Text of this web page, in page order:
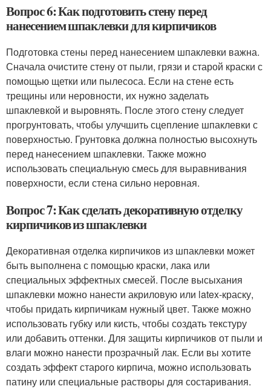
Вопрос 6: Как подготовить стену перед
нанесением шпаклевки для кирпичиков
Подготовка стены перед нанесением шпаклевки важна.
Сначала очистите стену от пыли, грязи и старой краски с
помощью щетки или пылесоса. Если на стене есть
трещины или неровности, их нужно заделать
шпаклевкой и выровнять. После этого стену следует
прогрунтовать, чтобы улучшить сцепление шпаклевки с
поверхностью. Грунтовка должна полностью высохнуть
перед нанесением шпаклевки. Также можно
использовать специальную смесь для выравнивания
поверхности, если стена сильно неровная.
Вопрос 7: Как сделать декоративную отделку
кирпичиков из шпаклевки
Декоративная отделка кирпичиков из шпаклевки может
быть выполнена с помощью краски, лака или
специальных эффектных смесей. После высыхания
шпаклевки можно нанести акриловую или latex-краску,
чтобы придать кирпичикам нужный цвет. Также можно
использовать губку или кисть, чтобы создать текстуру
или добавить оттенки. Для защиты кирпичиков от пыли и
влаги можно нанести прозрачный лак. Если вы хотите
создать эффект старого кирпича, можно использовать
патину или специальные растворы для состаривания.